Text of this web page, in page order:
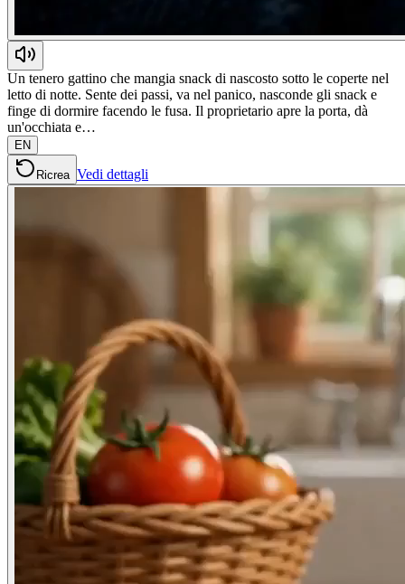
Un tenero gattino che mangia snack di nascosto sotto le coperte nel
letto di notte. Sente dei passi, va nel panico, nasconde gli snack e
finge di dormire facendo le fusa. Il proprietario apre la porta, dà
un'occhiata e…
EN
Ricrea Vedi dettagli